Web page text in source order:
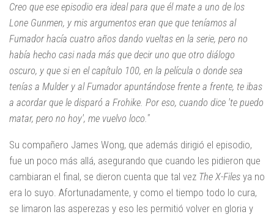
Creo que ese episodio era ideal para que él mate a uno de los
Lone Gunmen, y mis argumentos eran que que teníamos al
Fumador hacía cuatro años dando vueltas en la serie, pero no
había hecho casi nada más que decir uno que otro diálogo
oscuro, y que si en el capítulo 100, en la película o donde sea
tenías a Mulder y al Fumador apuntándose frente a frente, te ibas
a acordar que le disparó a Frohike. Por eso, cuando dice 'te puedo
matar, pero no hoy', me vuelvo loco."
Su compañero James Wong, que además dirigió el episodio,
fue un poco más allá, asegurando que cuando les pidieron que
cambiaran el final, se dieron cuenta que tal vez The X-Files ya no
era lo suyo. Afortunadamente, y como el tiempo todo lo cura,
se limaron las asperezas y eso les permitió volver en gloria y